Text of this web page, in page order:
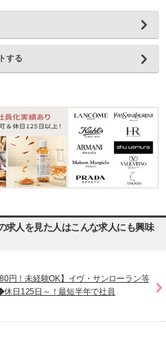
する
求人を見た人はこんな求人にも興味
円！未経験OK】イヴ・サンローラン等
休日125日～！最短半年で社員